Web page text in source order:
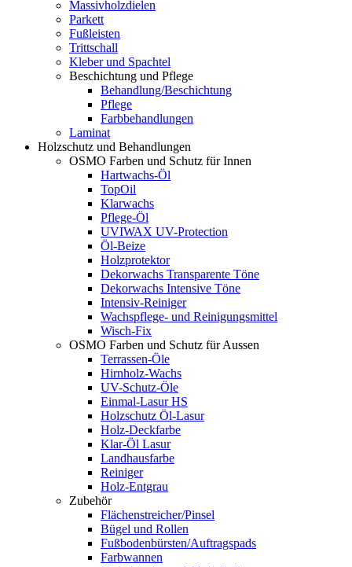
Massivholzdielen
Parkett
Fußleisten
Trittschall
Kleber und Spachtel
Beschichtung und Pflege
Behandlung/Beschichtung
Pflege
Farbbehandlungen
Laminat
Holzschutz und Behandlungen
OSMO Farben und Schutz für Innen
Hartwachs-Öl
TopOil
Klarwachs
Pflege-Öl
UVIWAX UV-Protection
Öl-Beize
Holzprotektor
Dekorwachs Transparente Töne
Dekorwachs Intensive Töne
Intensiv-Reiniger
Wachspflege- und Reinigungsmittel
Wisch-Fix
OSMO Farben und Schutz für Aussen
Terrassen-Öle
Hirnholz-Wachs
UV-Schutz-Öle
Einmal-Lasur HS
Holzschutz Öl-Lasur
Holz-Deckfarbe
Klar-Öl Lasur
Landhausfarbe
Reiniger
Holz-Entgrau
Zubehör
Flächenstreicher/Pinsel
Bügel und Rollen
Fußbodenbürsten/Auftragspads
Farbwannen